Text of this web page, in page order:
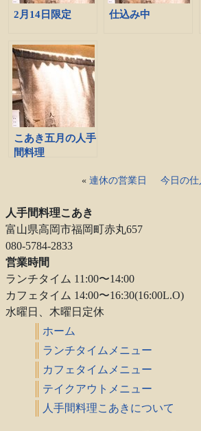
2月14日限定 仕込み中
こあき五月の人手
間料理
« 連休の営業日 今日の仕
人手間料理こあき
富山県高岡市福岡町赤丸657
080-5784-2833
営業時間
ランチタイム 11:00〜14:00
カフェタイム 14:00〜16:30(16:00L.O)
水曜日、木曜日定休
ホーム
ランチタイムメニュー
カフェタイムメニュー
テイクアウトメニュー
人手間料理こあきについて